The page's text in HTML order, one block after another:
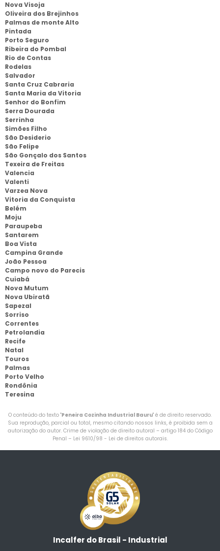
Nova Visoja
Oliveira dos Brejinhos
Palmas de monte Alto
Pintada
Porto Seguro
Ribeira do Pombal
Rio de Contas
Rodelas
Salvador
Santa Cruz Cabraria
Santa Maria da Vitoria
Senhor do Bonfim
Serra Dourada
Serrinha
Simões Filho
São Desiderio
São Felipe
São Gonçalo dos Santos
Texeira de Freitas
Valencia
Valenti
Varzea Nova
Vitoria da Conquista
Belém
Moju
Paraupeba
Santarem
Boa Vista
Campina Grande
João Pessoa
Campo novo do Parecis
Cuiabá
Nova Mutum
Nova Ubiratã
Sapezal
Sorriso
Correntes
Petrolandia
Recife
Natal
Touros
Palmas
Porto Velho
Rondônia
Teresina
O conteúdo do texto "Peneira Cozinha Industrial Bauru" é de direito reservado.
Sua reprodução, parcial ou total, mesmo citando nossos links, é proibida sem a
autorização do autor. Crime de violação de direito autoral – artigo 184 do Código
Penal – Lei 9610/98 - Lei de direitos autorais.
Incalfer do Brasil - Industrial